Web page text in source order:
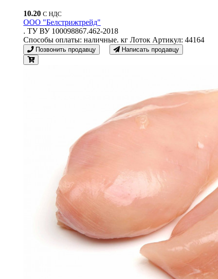
10.20 С НДС
ООО "Белстрижтрейд"
. ТУ ВУ 100098867.462-2018
Способы оплаты: наличные. кг Лоток Артикул: 44164
Позвонить продавцу Написать продавцу